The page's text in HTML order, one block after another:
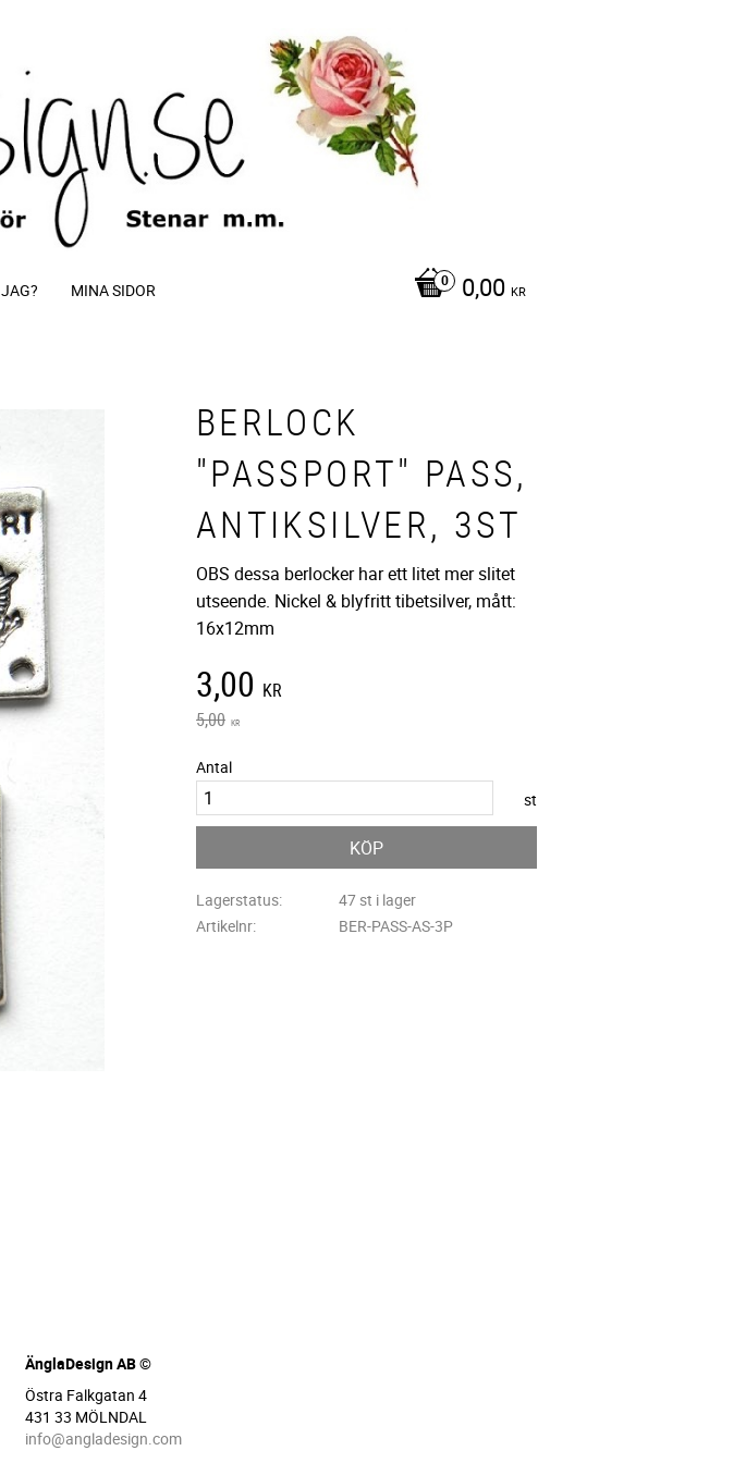
0,00 KR
MINA SIDOR
BERLOCK
"PASSPORT" PASS,
ANTIKSILVER, 3ST
OBS dessa berlocker har ett litet mer slitet
utseende. Nickel & blyfritt tibetsilver, mått:
16x12mm
Nedsatt pris:
3,00 KR
Ordinarie pris:
5,00 KR
Antal
st
KÖP
Lagerstatus
47 st i lager
Artikelnr
BER-PASS-AS-3P
ÄnglaDesign AB ©
Östra Falkgatan 4
431 33 MÖLNDAL
info@angladesign.com